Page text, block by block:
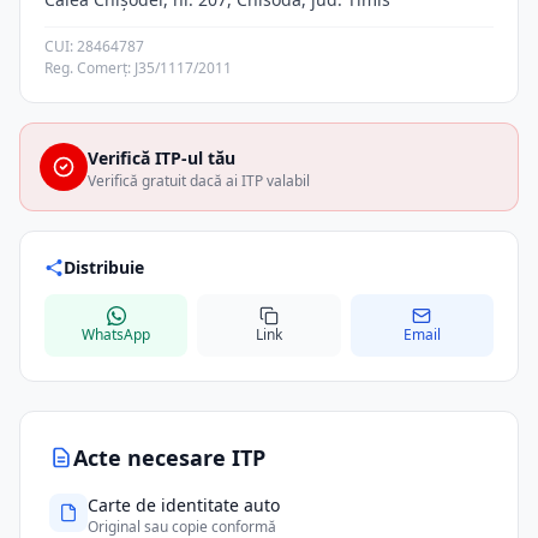
Acte necesare ITP
Carte de identitate auto
Original sau copie conformă
CUI: 28464787
Reg. Comerț: J35/1117/2011
Verifică ITP-ul tău
Verifică gratuit dacă ai ITP valabil
Distribuie
WhatsApp Link Email